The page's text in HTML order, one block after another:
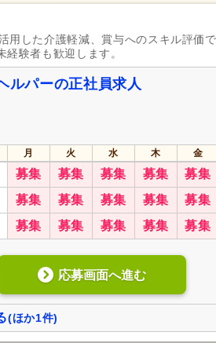
用した介護軽減、賞与へのスキル評価
験者も歓迎します。
ルパーの正社員求人
月 火 水 木 金
募集 募集 募集 募集 募集
募集 募集 募集 募集 募集
募集 募集 募集 募集 募集
応募画面へ進む
(ほか1件)